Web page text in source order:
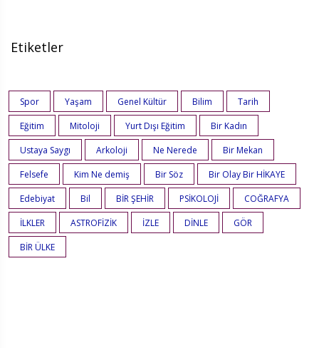
Etiketler
Spor Yaşam Genel Kültür Bilim
Tarih
Eğitim
Mitoloji Yurt Dışı Eğitim
Bir Kadın
Ustaya Saygı
Arkoloji Ne Nerede
Bir Mekan
Felsefe
Kim Ne demiş Bir Söz
Bir Olay Bir HİKAYE
Edebiyat
Bil BİR ŞEHİR PSİKOLOJİ
COĞRAFYA
İLKLER
ASTROFİZİK İZLE DİNLE
GÖR
BİR ÜLKE